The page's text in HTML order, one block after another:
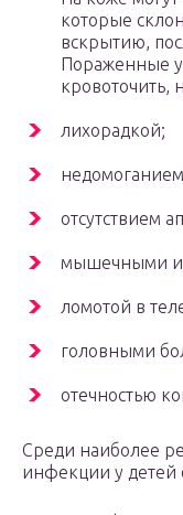
которые
вскрытию,
Пораженные
кровоточить,
лихорадкой;
отсутствием
мышечными и
ломотой в
головными
отечностью
Среди наиболее
инфекции у детей